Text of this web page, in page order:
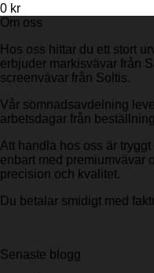
0 kr
Om oss
Hos oss hittar du ett stort
erbjuder markisvävar från
screenvävar från Soltis.
Vår sömnadsavdelning
arbetsdagar från
Att handla hos oss är
enbart med premiumvävar
precision och kvalitet.
Du betalar smidigt med
Senaste blogg